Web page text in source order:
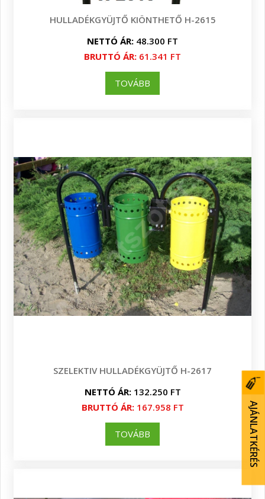
AJÁNLATKÉRÉS
HULLADÉKGYÜJTŐ KIÖNTHETŐ H-2615
NETTÓ ÁR: 48.300 FT
BRUTTÓ ÁR: 61.341 FT
TOVÁBB
SZELEKTIV HULLADÉKGYÜJTŐ H-2617
NETTÓ ÁR:132.250 FT
BRUTTÓ ÁR:167.958 FT
TOVÁBB